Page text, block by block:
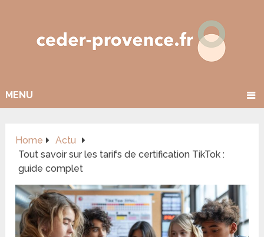
MENU
Home
Actu
Tout savoir sur les tarifs de certification TikTok :
guide complet